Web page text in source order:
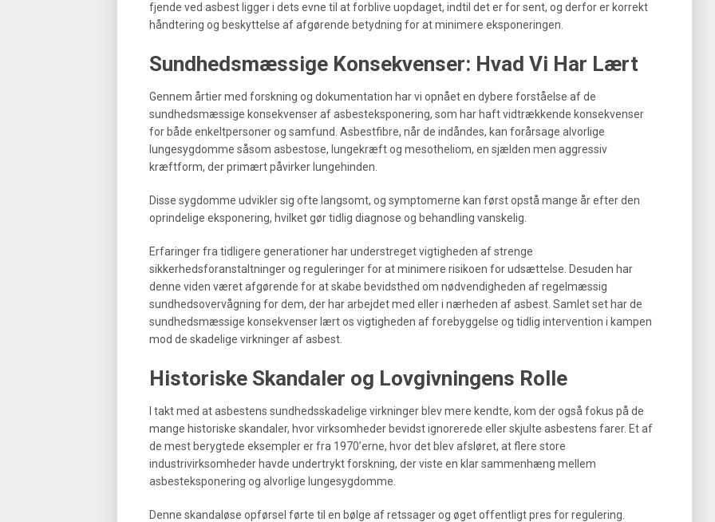
fjende ved asbest ligger i dets evne til at forblive uopdaget, indtil det er for sent, og derfor er korrekt
håndtering og beskyttelse af afgørende betydning for at minimere eksponeringen.
Sundhedsmæssige Konsekvenser: Hvad Vi Har Lært
Gennem årtier med forskning og dokumentation har vi opnået en dybere forståelse af de
sundhedsmæssige konsekvenser af asbesteksponering, som har haft vidtrækkende konsekvenser
for både enkeltpersoner og samfund. Asbestfibre, når de indåndes, kan forårsage alvorlige
lungesygdomme såsom asbestose, lungekræft og mesotheliom, en sjælden men aggressiv
kræftform, der primært påvirker lungehinden.
Disse sygdomme udvikler sig ofte langsomt, og symptomerne kan først opstå mange år efter den
oprindelige eksponering, hvilket gør tidlig diagnose og behandling vanskelig.
Erfaringer fra tidligere generationer har understreget vigtigheden af strenge
sikkerhedsforanstaltninger og reguleringer for at minimere risikoen for udsættelse. Desuden har
denne viden været afgørende for at skabe bevidsthed om nødvendigheden af regelmæssig
sundhedsovervågning for dem, der har arbejdet med eller i nærheden af asbest. Samlet set har de
sundhedsmæssige konsekvenser lært os vigtigheden af forebyggelse og tidlig intervention i kampen
mod de skadelige virkninger af asbest.
Historiske Skandaler og Lovgivningens Rolle
I takt med at asbestens sundhedsskadelige virkninger blev mere kendte, kom der også fokus på de
mange historiske skandaler, hvor virksomheder bevidst ignorerede eller skjulte asbestens farer. Et af
de mest berygtede eksempler er fra 1970’erne, hvor det blev afsløret, at flere store
industrivirksomheder havde undertrykt forskning, der viste en klar sammenhæng mellem
asbesteksponering og alvorlige lungesygdomme.
Denne skandaløse opførsel førte til en bølge af retssager og øget offentligt pres for regulering.